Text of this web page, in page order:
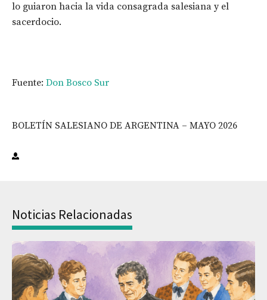
lo guiaron hacia la vida consagrada salesiana y el
sacerdocio.
Fuente: Don Bosco Sur
BOLETÍN SALESIANO DE ARGENTINA – MAYO 2026
Noticias Relacionadas